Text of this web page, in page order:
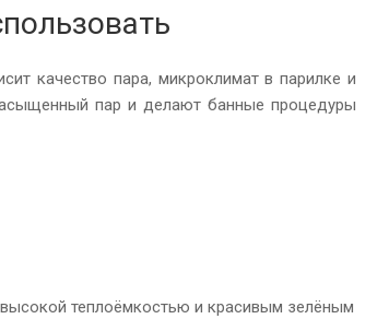
качество пара, микроклимат в парилке и
пар и делают банные процедуры
теплоёмкостью и красивым зелёным